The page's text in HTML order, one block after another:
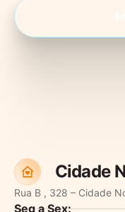
Cidade
Rua B , 328 – Cidade
Seg a Sex: